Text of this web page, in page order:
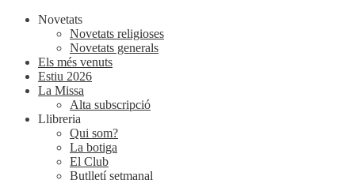
Novetats
Novetats religioses
Novetats generals
Els més venuts
Estiu 2026
La Missa
Alta subscripció
Llibreria
Qui som?
La botiga
El Club
Butlletí setmanal